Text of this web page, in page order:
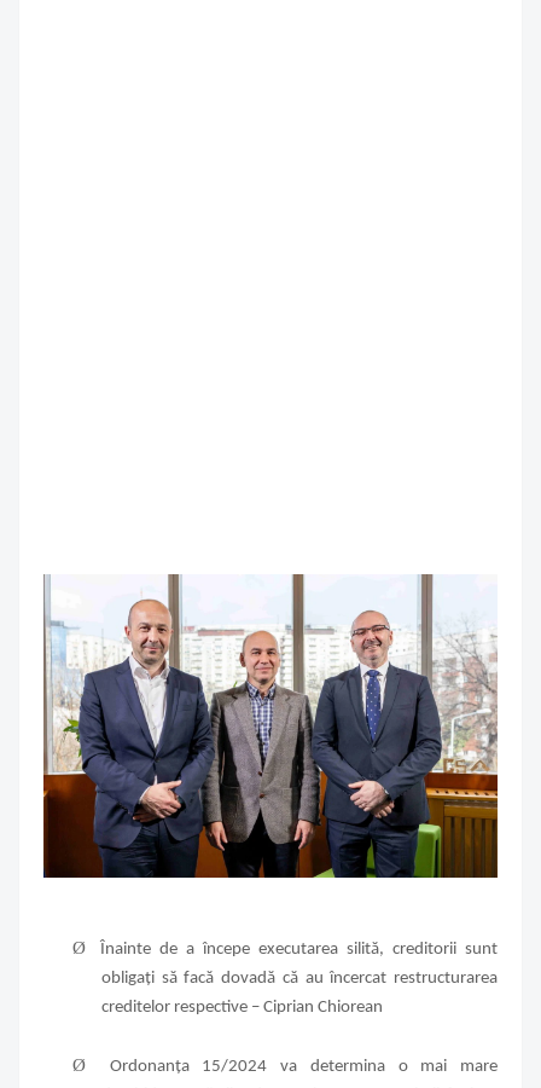
Ø
Înainte de a începe executarea silită, creditorii sunt
obligați să facă dovadă că au încercat restructurarea
creditelor respective – Ciprian Chiorean
Ø
Ordonanța 15/2024 va determina o mai mare